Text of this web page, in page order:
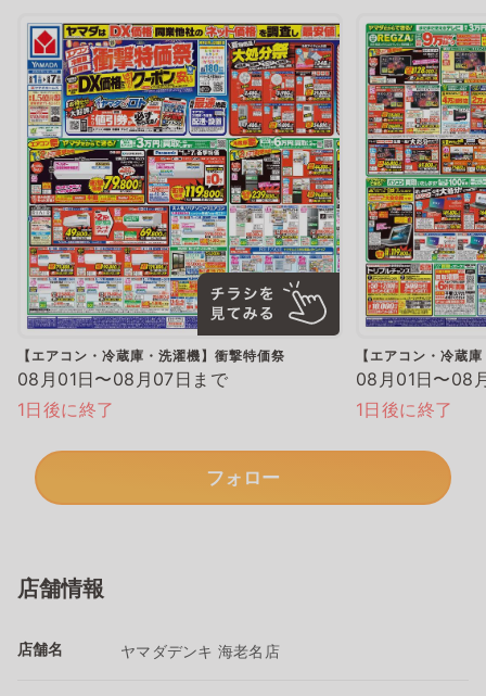
【エアコン・冷蔵庫・洗濯機】衝撃特価祭
08月01日〜08月07日まで
1日後に終了
【エアコン・冷蔵
08月01日〜08
1日後に終了
フォロー
店舗情報
店舗名 ヤマダデンキ 海老名店